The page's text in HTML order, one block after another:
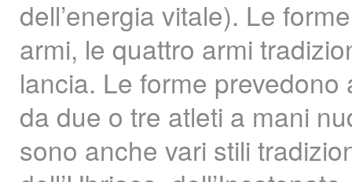
dell’energia vitale). Le
armi, le quattro armi
lancia. Le forme
da due o tre atleti a mani
sono anche vari stili